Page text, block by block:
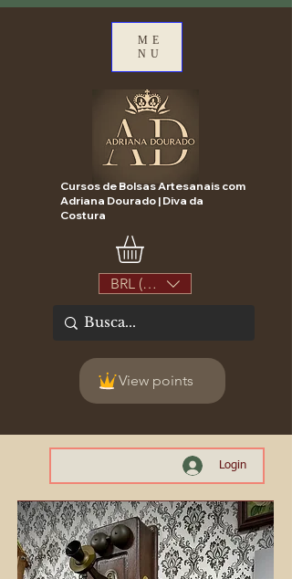
ME
NU
Cursos de Bolsas Artesanais com
Adriana Dourado | Diva da
Costura
BRL (R$)
View points
Login